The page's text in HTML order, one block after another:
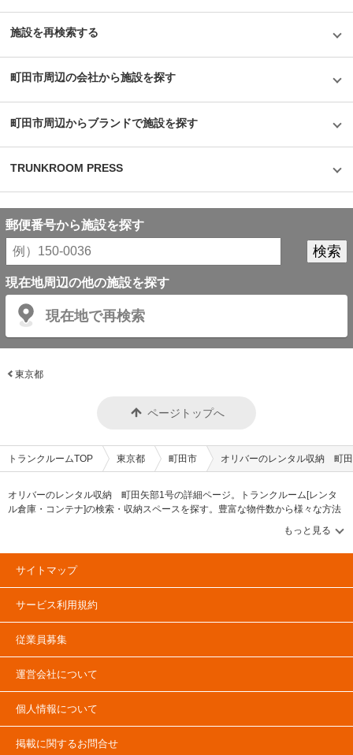
は易く行うは難しというイメージがあったが、オリバーはその言葉と事業が
例えば、地域清掃や児童養護施設の訪問、お客様や店舗オーナーを招待した
イベントの開催、地元のプロスポーツチームをスポンサーとして支援してい
ることなど、社会貢献活動を幅広く行なっている。さらには、地元の方なら
社する方もいるという話も聞くことができた。「社会と社員の夢を実現する
永遠の企業」という理念のもと、創業の地である相模原エリアを中心に一歩
一歩成長している同社のサービスなら、安心して利用できるのではないでし
施設を再検索する
町田市周辺の会社から施設を探す
町田市周辺からブランドで施設を探す
TRUNKROOM PRESS
郵便番号から施設を探す
現在地周辺の他の施設を探す
現在地で再検索
東京都
ページトップへ
トランクルームTOP 東京都 町田市 オリバーのレンタル収納 町
オリバーのレンタル収納 町田矢部1号の詳細ページ。トランクルーム[レンタ
ル倉庫・コンテナ]の検索・収納スペースを探す。豊富な物件数から様々な方法
でご希望の収納スペースを簡単に探せるトランクルーム情報サイトです。オリ
バーのレンタル収納 町田矢部1号の住所・最寄りの駅、物件タイプのご紹介や
料金表、お得なキャンペーン情報もあります。気になる物件タイプを見つけた
ら、メールか電話でお問合せが可能です（無料）。
サイトマップ
サービス利用規約
従業員募集
運営会社について
個人情報について
掲載に関するお問合せ